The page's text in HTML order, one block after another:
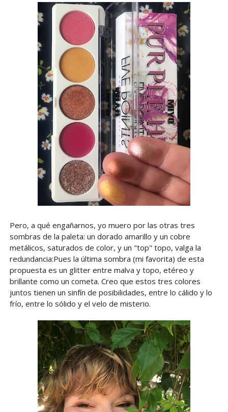
Pero, a qué engañarnos, yo muero por las otras tres
sombras de la paleta: un dorado amarillo y un cobre
metálicos, saturados de color, y un "top" topo, valga la
redundancia:Pues la última sombra (mi favorita) de esta
propuesta es un glitter entre malva y topo, etéreo y
brillante como un cometa. Creo que estos tres colores
juntos tienen un sinfín de posibilidades, entre lo cálido y lo
frío, entre lo sólido y el velo de misterio.